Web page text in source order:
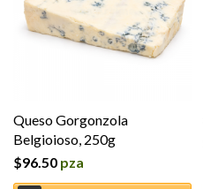
Queso Gorgonzola
Belgioioso, 250g
$96.50 pza